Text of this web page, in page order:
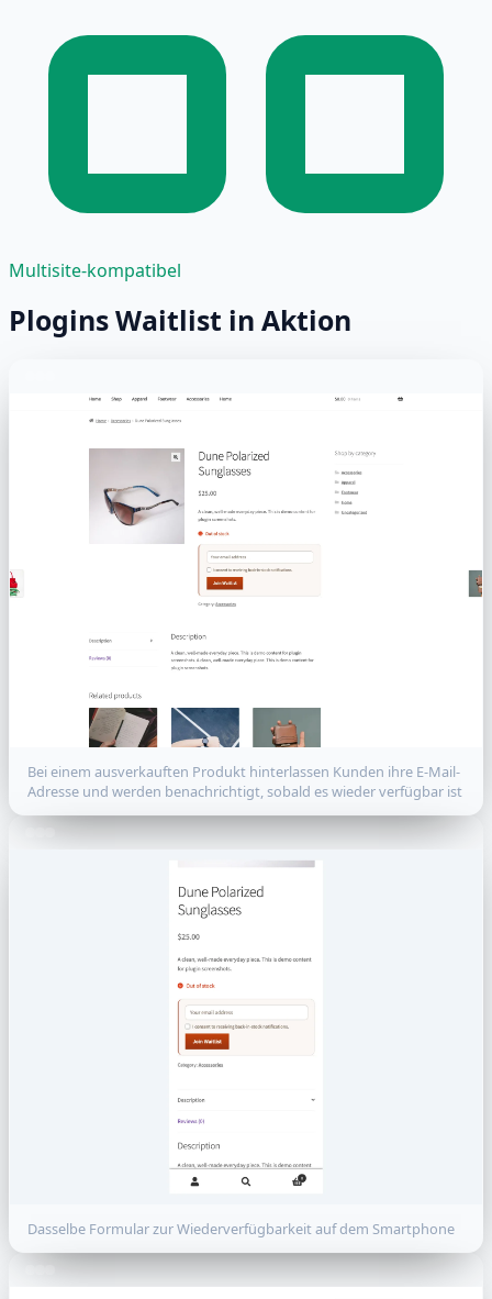
Multisite-kompatibel
Plogins Waitlist in Aktion
Bei einem ausverkauften Produkt hinterlassen Kunden ihre E-Mail-
Adresse und werden benachrichtigt, sobald es wieder verfügbar ist
Dasselbe Formular zur Wiederverfügbarkeit auf dem Smartphone